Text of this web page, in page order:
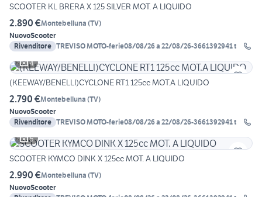
SCOOTER KL BRERA X 125 SILVER MOT. A LIQUIDO
2.890 €Montebelluna (TV)
NuovoScooter
Rivenditore TREVISO MOTO-ferie08/08/26 a 22/08/26-3661392941 t
4
(KEEWAY/BENELLI)CYCLONE RT1 125cc MOT.A LIQUIDO
2.790 €Montebelluna (TV)
NuovoScooter
Rivenditore TREVISO MOTO-ferie08/08/26 a 22/08/26-3661392941 t
5
SCOOTER KYMCO DINK X 125cc MOT. A LIQUIDO
2.990 €Montebelluna (TV)
NuovoScooter